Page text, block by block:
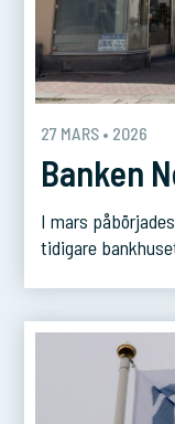
27 MARS • 2026
Banken
I mars
tidigare